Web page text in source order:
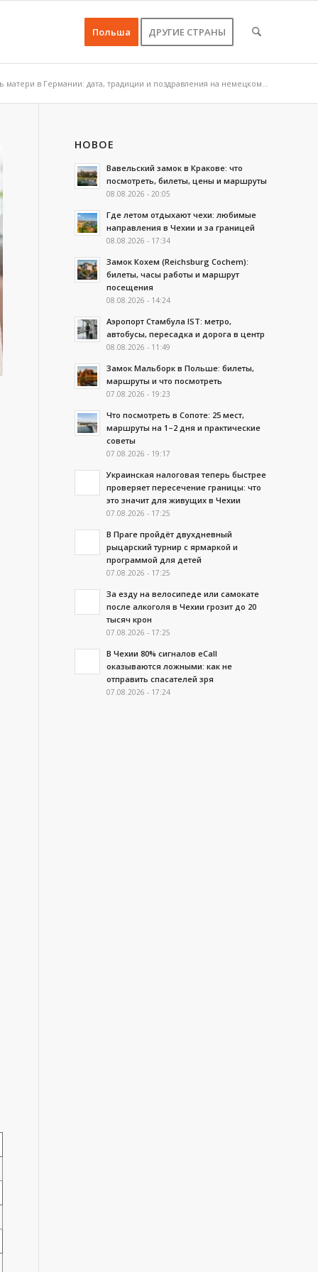
Польша ДРУГИЕ СТРАНЫ
матери в Германии: дата, традиции и поздравления на немецком...
НОВОЕ
Вавельский замок в Кракове: что
посмотреть, билеты, цены и маршруты
08.08.2026 - 20:05
Где летом отдыхают чехи: любимые
направления в Чехии и за границей
08.08.2026 - 17:34
Замок Кохем (Reichsburg Cochem):
билеты, часы работы и маршрут
посещения
08.08.2026 - 14:24
Аэропорт Стамбула IST: метро,
автобусы, пересадка и дорога в центр
08.08.2026 - 11:49
Замок Мальборк в Польше: билеты,
маршруты и что посмотреть
07.08.2026 - 19:23
Что посмотреть в Сопоте: 25 мест,
маршруты на 1–2 дня и практические
советы
07.08.2026 - 19:17
Украинская налоговая теперь быстрее
проверяет пересечение границы: что
это значит для живущих в Чехии
07.08.2026 - 17:25
В Праге пройдёт двухдневный
рыцарский турнир с ярмаркой и
программой для детей
07.08.2026 - 17:25
За езду на велосипеде или самокате
после алкоголя в Чехии грозит до 20
тысяч крон
07.08.2026 - 17:25
В Чехии 80% сигналов eCall
оказываются ложными: как не
отправить спасателей зря
07.08.2026 - 17:24